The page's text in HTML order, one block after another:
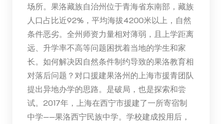
场所。果洛藏族自治州位于青海省东南部，藏族
人口占比近92%，平均海拔4200米以上，自然
条件恶劣。全州师资力量相对薄弱，且上学距离
远、升学率不高等问题困扰着当地的学生和家
长。如何解决因自然条件制约导致的果洛教育相
对落后问题？对口援建果洛州的上海市援青团队
提出异地办学的思路。是破局，也是探索和尝
试。2017年，上海在西宁市援建了一所寄宿制
中学——果洛西宁民族中学。学校建成投用后，